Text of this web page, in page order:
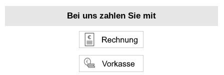
Bei uns zahlen Sie mit